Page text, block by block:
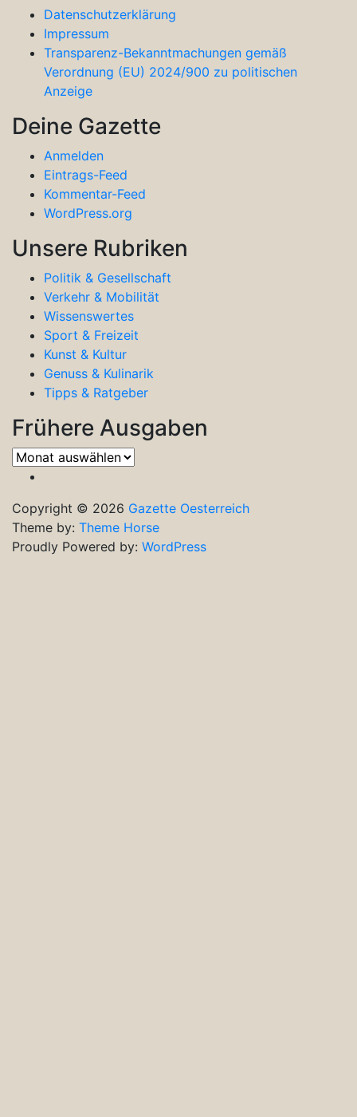
Datenschutzerklärung
Impressum
Transparenz-Bekanntmachungen gemäß
Verordnung (EU) 2024/900 zu politischen
Anzeige
Deine Gazette
Anmelden
Eintrags-Feed
Kommentar-Feed
WordPress.org
Unsere Rubriken
Politik & Gesellschaft
Verkehr & Mobilität
Wissenswertes
Sport & Freizeit
Kunst & Kultur
Genuss & Kulinarik
Tipps & Ratgeber
Frühere Ausgaben
Frühere
Ausgaben
Copyright © 2026 Gazette Oesterreich
Theme by: Theme Horse
Proudly Powered by: WordPress